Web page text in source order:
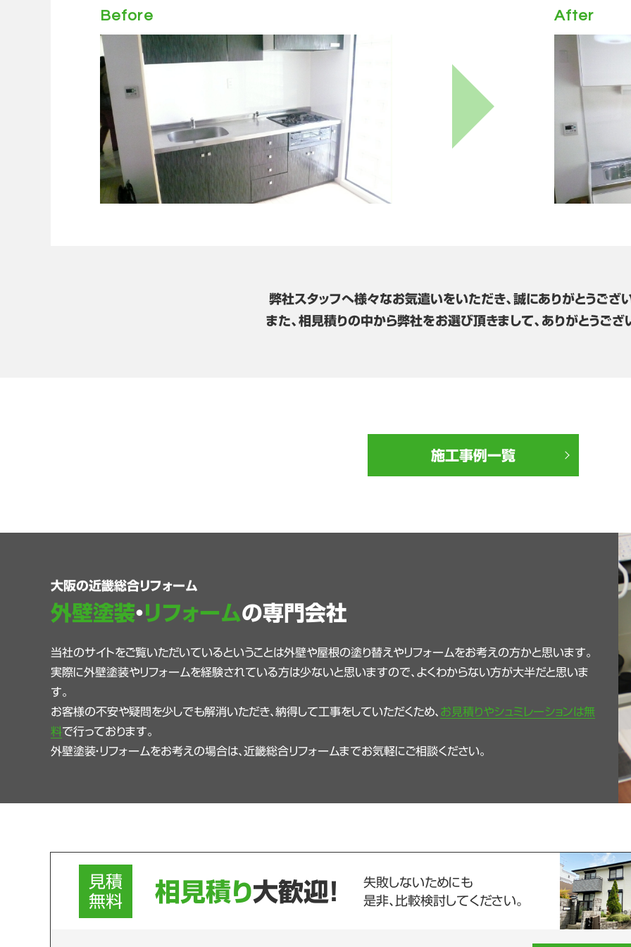
Before After
弊社スタッフへ様々なお気遣いをいただき、誠にありがとうござ
また、相見積りの中から弊社をお選び頂きまして、ありがとうござ
施工事例一覧
大阪の近畿総合リフォーム
外壁塗装・リフォームの専門会社
当社のサイトをご覧いただいているということは外壁や屋根の塗り替えやリフォームをお考えの方かと思います。
実際に外壁塗装やリフォームを経験されている方は少ないと思いますので、よくわからない方が大半だと思いま
す。
お客様の不安や疑問を少しでも解消いただき、納得して工事をしていただくため、 お見積りやシュミレーションは無
料で行っております。
外壁塗装・リフォームをお考えの場合は、近畿総合リフォームまでお気軽にご相談ください。
見積
無料
相見積り大歓迎！
失敗しないためにも
是非、比較検討してください。